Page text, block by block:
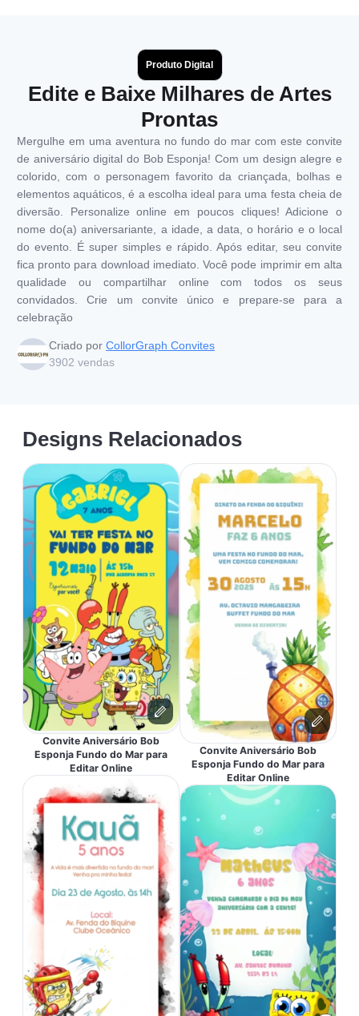
Produto Digital
Edite e Baixe Milhares de Artes
Prontas
Mergulhe em uma aventura no fundo do mar com este convite
de aniversário digital do Bob Esponja! Com um design alegre e
colorido, com o personagem favorito da criançada, bolhas e
elementos aquáticos, é a escolha ideal para uma festa cheia de
diversão. Personalize online em poucos cliques! Adicione o
nome do(a) aniversariante, a idade, a data, o horário e o local
do evento. É super simples e rápido. Após editar, seu convite
fica pronto para download imediato. Você pode imprimir em alta
qualidade ou compartilhar online com todos os seus
convidados. Crie um convite único e prepare-se para a
celebração
Criado por CollorGraph Convites
3902 vendas
Designs Relacionados
Convite Aniversário Bob
Esponja Fundo do Mar para
Editar Online
Convite Aniversário Bob
Esponja Fundo do Mar para
Editar Online